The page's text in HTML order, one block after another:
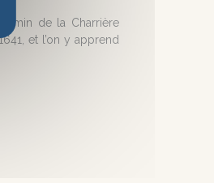
de la Charrière
et l’on y apprend